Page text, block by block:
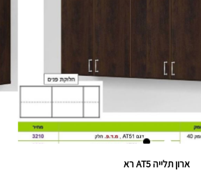
ארון תלייה AT5 רא